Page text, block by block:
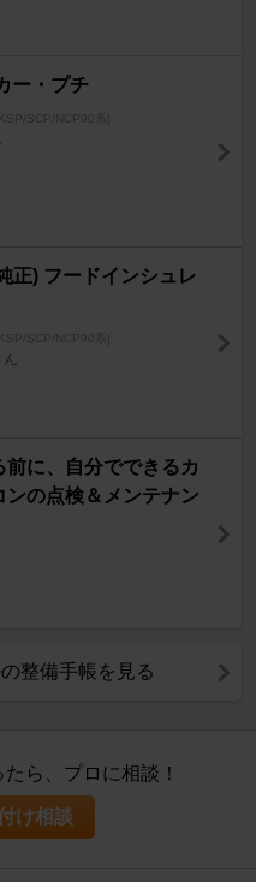
ー・プチ
[KSP/SCP/NCP90系]
正) フードインシュレ
[KSP/SCP/NCP90系]
ん
前に、自分でできるカ
ンの点検＆メンテナン
整備手帳を見る
ら、プロに相談！
け相談